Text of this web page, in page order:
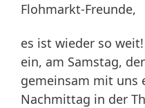
Flohmarkt-Freunde,
es ist wieder so
ein, am Samstag,
gemeinsam mit uns
Nachmittag in der